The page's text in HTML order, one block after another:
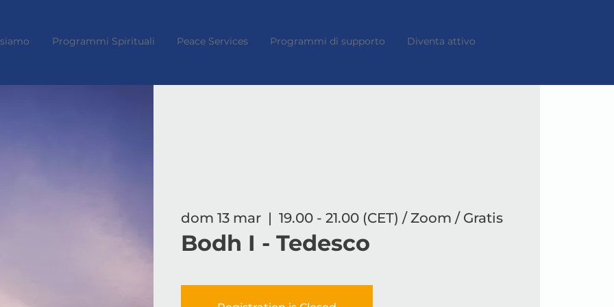
Programmi Spirituali Peace Services Programmi di supporto Diventa attivo
dom 13 mar
  |
19.00 - 21.00 (CET) / Zoom / Gratis
Bodh I - Tedesco